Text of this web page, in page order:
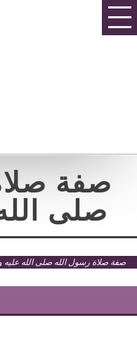
صفة
صلى
صفة صلاة رسول الله صلى الله عليه